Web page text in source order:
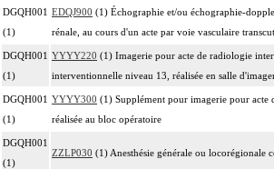
DGQH001
(1)
EDQJ900 (1) Échographie et/ou échographie-
rénale, au cours d'un acte par voie vasculaire
DGQH001
(1)
YYYY220 (1) Imagerie pour acte de radiologie
interventionnelle niveau 13, réalisée en salle
DGQH001
(1)
YYYY300 (1) Supplément pour imagerie pour acte
réalisée au bloc opératoire
DGQH001
(1)
ZZLP030 (1) Anesthésie générale ou locorégionale